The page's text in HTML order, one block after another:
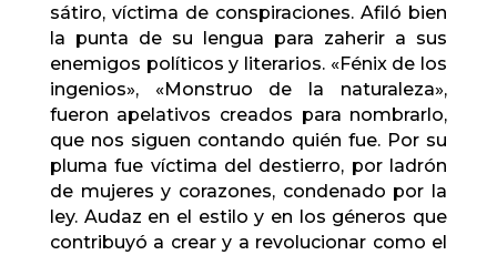
sátiro, víctima de conspiraciones. Afiló bien
la punta de su lengua para zaherir a sus
enemigos políticos y literarios. «Fénix de los
ingenios», «Monstruo de la naturaleza»,
fueron apelativos creados para nombrarlo,
que nos siguen contando quién fue. Por su
pluma fue víctima del destierro, por ladrón
de mujeres y corazones, condenado por la
ley. Audaz en el estilo y en los géneros que
contribuyó a crear y a revolucionar como el